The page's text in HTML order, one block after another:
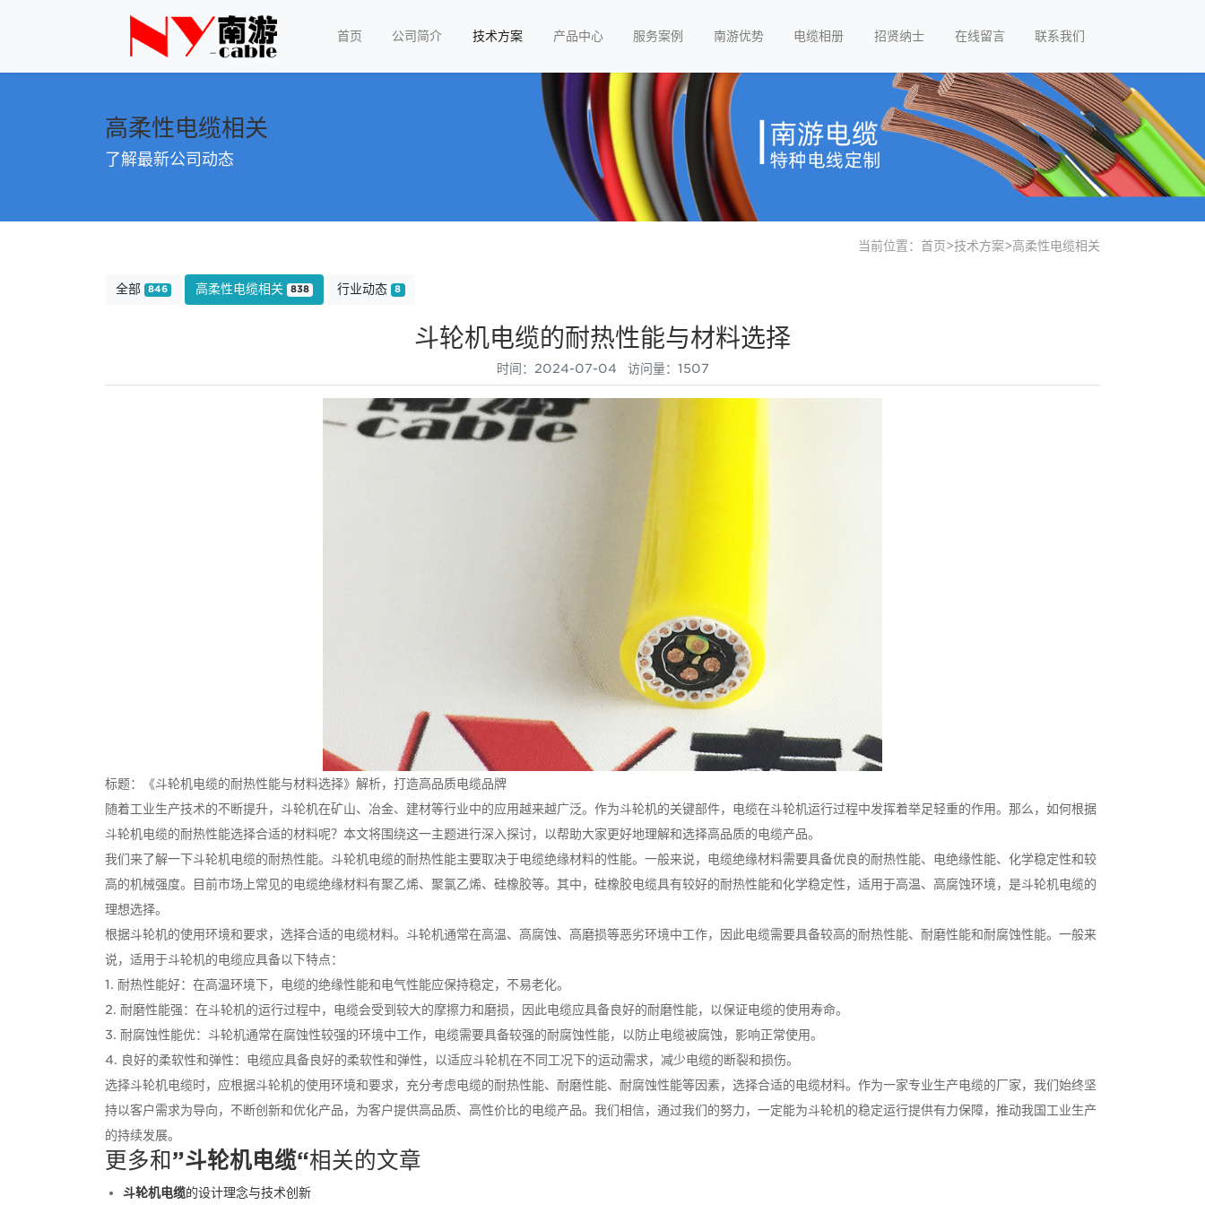
首页 公司简介 技术方案 产品中心 服务案例 南游优势 电缆相册 招贤纳士 在线留言 联系我们
高柔性电缆相关
了解最新公司动态
当前位置： 首页>技术方案>高柔性电缆相关
全部 846 高柔性电缆相关 838 行业动态 8
斗轮机电缆的耐热性能与材料选择
时间：2024-07-04 访问量：1507
标题：《斗轮机电缆的耐热性能与材料选择》解析，打造高品质电缆品牌
随着工业生产技术的不断提升，斗轮机在矿山、冶金、建材等行业中的应用越来越广泛。作为斗轮机的关键部件，电缆在斗轮机运行过程中发挥着举足轻重的作用。那么，如何根据
斗轮机电缆的耐热性能选择合适的材料呢？本文将围绕这一主题进行深入探讨，以帮助大家更好地理解和选择高品质的电缆产品。
我们来了解一下斗轮机电缆的耐热性能。斗轮机电缆的耐热性能主要取决于电缆绝缘材料的性能。一般来说，电缆绝缘材料需要具备优良的耐热性能、电绝缘性能、化学稳定性和较
高的机械强度。目前市场上常见的电缆绝缘材料有聚乙烯、聚氯乙烯、硅橡胶等。其中，硅橡胶电缆具有较好的耐热性能和化学稳定性，适用于高温、高腐蚀环境，是斗轮机电缆的
理想选择。
根据斗轮机的使用环境和要求，选择合适的电缆材料。斗轮机通常在高温、高腐蚀、高磨损等恶劣环境中工作，因此电缆需要具备较高的耐热性能、耐磨性能和耐腐蚀性能。一般来
说，适用于斗轮机的电缆应具备以下特点：
1. 耐热性能好：在高温环境下，电缆的绝缘性能和电气性能应保持稳定，不易老化。
2. 耐磨性能强：在斗轮机的运行过程中，电缆会受到较大的摩擦力和磨损，因此电缆应具备良好的耐磨性能，以保证电缆的使用寿命。
3. 耐腐蚀性能优：斗轮机通常在腐蚀性较强的环境中工作，电缆需要具备较强的耐腐蚀性能，以防止电缆被腐蚀，影响正常使用。
4. 良好的柔软性和弹性：电缆应具备良好的柔软性和弹性，以适应斗轮机在不同工况下的运动需求，减少电缆的断裂和损伤。
选择斗轮机电缆时，应根据斗轮机的使用环境和要求，充分考虑电缆的耐热性能、耐磨性能、耐腐蚀性能等因素，选择合适的电缆材料。作为一家专业生产电缆的厂家，我们始终坚
持以客户需求为导向，不断创新和优化产品，为客户提供高品质、高性价比的电缆产品。我们相信，通过我们的努力，一定能为斗轮机的稳定运行提供有力保障，推动我国工业生产
的持续发展。
更多和”斗轮机电缆“相关的文章
斗轮机电缆的设计理念与技术创新